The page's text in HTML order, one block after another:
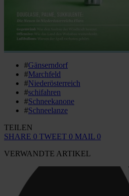
#Gänserndorf
#Marchfeld
#Niederösterreich
#schifahren
#Schneekanone
#Schneelanze
TEILEN
SHARE 0 TWEET 0 MAIL 0
VERWANDTE ARTIKEL